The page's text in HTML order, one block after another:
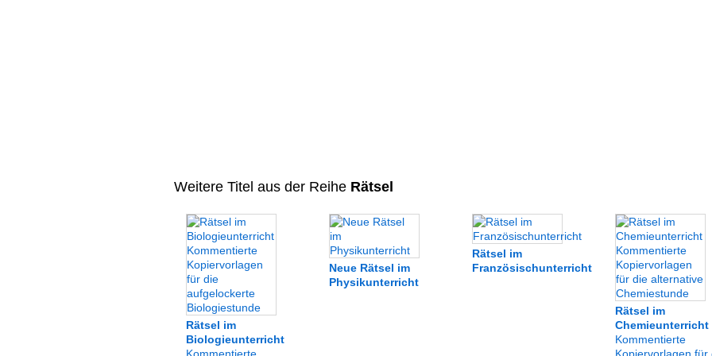
Weitere Titel aus der ReiheRätsel
Rätsel im
Biologieunterricht
Neue Rätsel im
Physikunterricht
Rätsel im
Französischunterricht
Rätsel im
Chemieunterricht
Kommentierte